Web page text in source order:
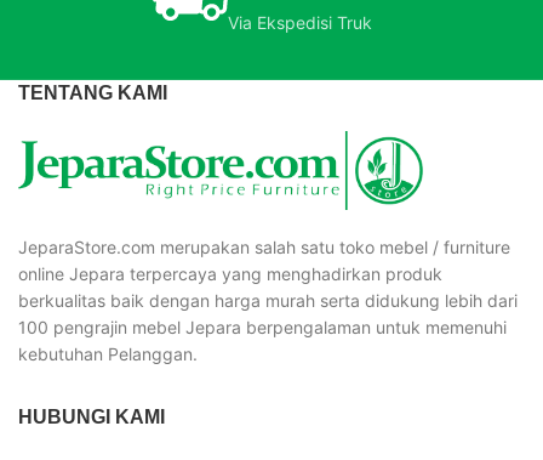
Via Ekspedisi Truk
TENTANG KAMI
JeparaStore.com merupakan salah satu toko mebel / furniture
online Jepara terpercaya yang menghadirkan produk
berkualitas baik dengan harga murah serta didukung lebih dari
100 pengrajin mebel Jepara berpengalaman untuk memenuhi
kebutuhan Pelanggan.
HUBUNGI KAMI